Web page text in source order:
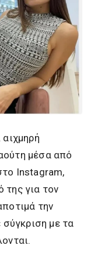
μέσα από
Instagram,
της για τον
την
σύγκριση με τα